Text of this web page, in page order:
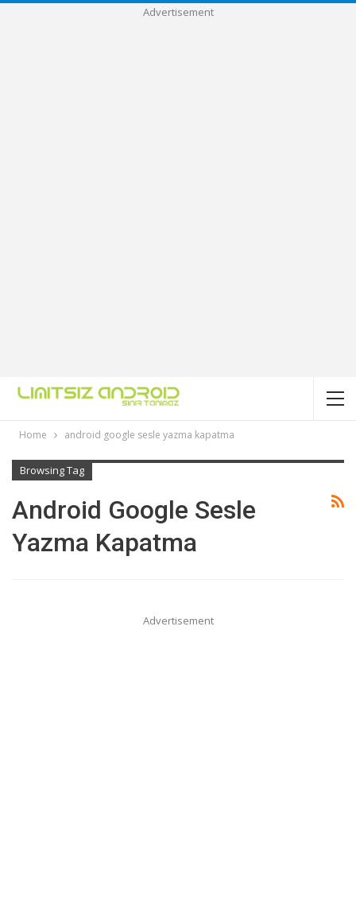
Advertisement
Home android google sesle yazma kapatma
Browsing Tag
Android Google Sesle
Yazma Kapatma
Advertisement